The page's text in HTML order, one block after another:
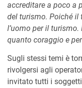
accreditare a poco a
del turismo. Poiché il
l’uomo per il
quanto coraggio e
Sugli stessi temi è
rivolgersi agli
invitato tutti i